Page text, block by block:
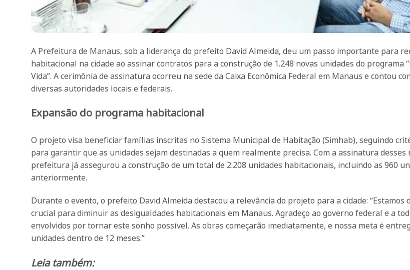
A Prefeitura de Manaus, sob a liderança do prefeito David Almeida, deu um passo importante para
habitacional na cidade ao assinar contratos para a construção de 1.248 novas unidades do programa
Vida”. A cerimônia de assinatura ocorreu na sede da Caixa Econômica Federal em Manaus e contou
diversas autoridades locais e federais.
Expansão do programa habitacional
O projeto visa beneficiar famílias inscritas no Sistema Municipal de Habitação (Simhab), seguindo
para garantir que as unidades sejam destinadas a quem realmente precisa. Com a assinatura desses
prefeitura já assegurou a construção de um total de 2.208 unidades habitacionais, incluindo as 960
anteriormente.
Durante o evento, o prefeito David Almeida destacou a relevância do projeto para a cidade: “Estamos
crucial para diminuir as desigualdades habitacionais em Manaus. Agradeço ao governo federal e a
envolvidos por tornar este sonho possível. As obras começarão imediatamente, e nossa meta é
unidades dentro de 12 meses.”
Leia também: